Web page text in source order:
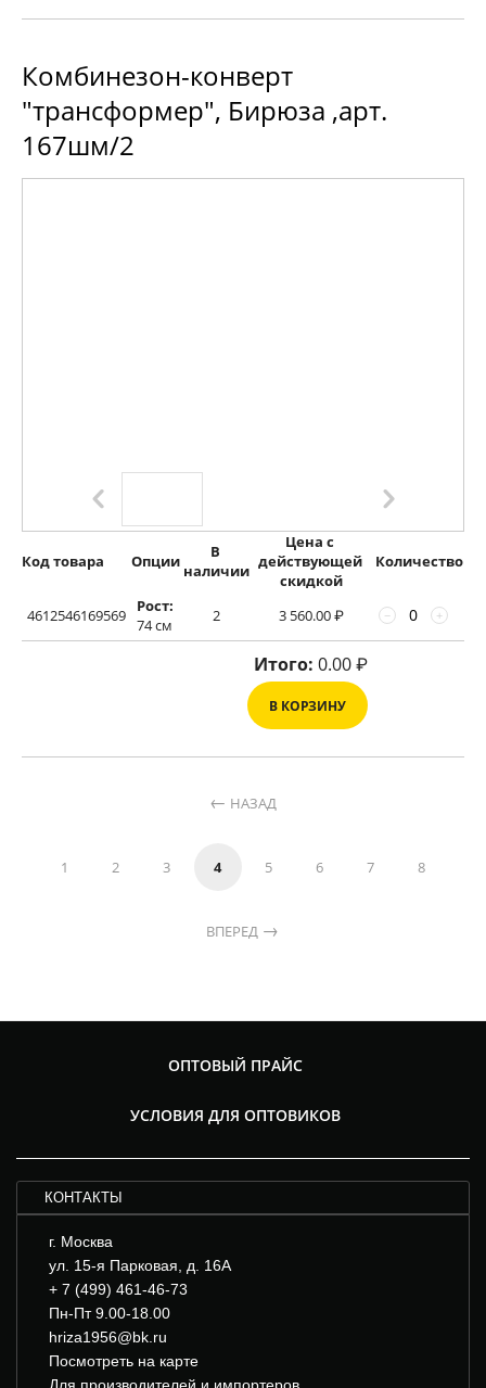
Комбинезон-конверт
"трансформер", Бирюза ,арт.
167шм/2
Код товара Опции
В
наличии
Цена с
действующей
скидкой
Количество
4612546169569
Рост:
74 см
2 3 560.00₽ +
−
Итого: 0.00₽
В КОРЗИНУ
НАЗАД
1 2 3 4 5 6 7 8
ВПЕРЕД
ОПТОВЫЙ ПРАЙС
УСЛОВИЯ ДЛЯ ОПТОВИКОВ
КОНТАКТЫ
г. Москва
ул. 15-я Парковая, д. 16А
+ 7 (499) 461-46-73
Пн-Пт 9.00-18.00
hriza1956@bk.ru
Посмотреть на карте